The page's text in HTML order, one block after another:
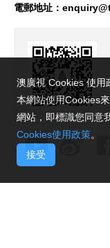
電郵地址：
澳廣視 Cookies 使用
本網站使用Cookies
網站，即標識您同意
Cookies使用政策。
接受